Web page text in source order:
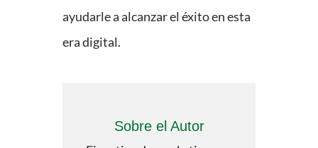
ayudarle a alcanzar el éxito en esta
era digital.
Sobre el Autor